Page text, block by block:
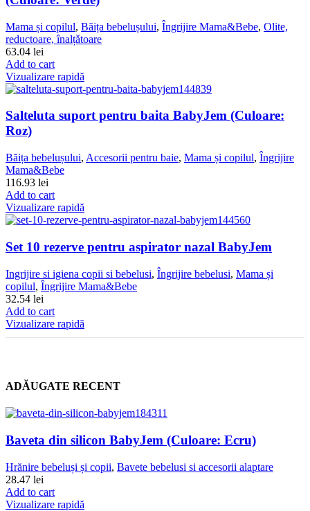
Mama și copilul, Băița bebelușului, Îngrijire Mama&Bebe, Olite,
reductoare, înalțǎtoare
63.04 lei
Add to cart
Vizualizare rapidă
Salteluta suport pentru baita BabyJem (Culoare:
Roz)
Băița bebelușului, Accesorii pentru baie, Mama și copilul, Îngrijire
Mama&Bebe
116.93 lei
Add to cart
Vizualizare rapidă
Set 10 rezerve pentru aspirator nazal BabyJem
Ingrijire si igiena copii si bebelusi, Îngrijire bebelusi, Mama și
copilul, Îngrijire Mama&Bebe
32.54 lei
Add to cart
Vizualizare rapidă
ADĂUGATE RECENT
Baveta din silicon BabyJem (Culoare: Ecru)
Hrănire bebeluși și copii, Bavete bebelusi si accesorii alaptare
28.47 lei
Add to cart
Vizualizare rapidă